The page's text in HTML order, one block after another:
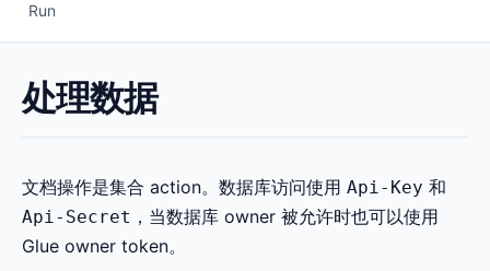
Run
处理数据
文档操作是集合 action。数据库访问使用 Api-Key 和
Api-Secret ，当数据库 owner 被允许时也可以使用
Glue owner token。